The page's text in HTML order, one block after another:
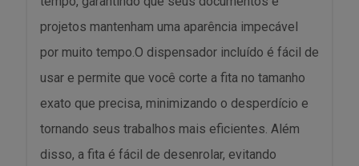
projetos mantenham uma aparência impecável
por muito tempo.O dispensador incluído é fácil de
usar e permite que você corte a fita no tamanho
exato que precisa, minimizando o desperdício e
tornando seus trabalhos mais eficientes. Além
disso, a fita é fácil de desenrolar, evitando